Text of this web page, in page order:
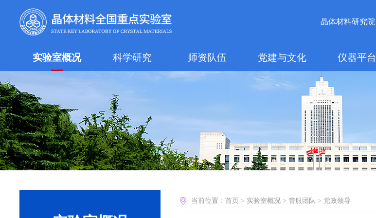
晶体材料研究院
实验室概况 科学研究 师资队伍 党建与文化 仪器平台
当前位置： 首页 > 实验室概况 > 管服团队 > 党政领导